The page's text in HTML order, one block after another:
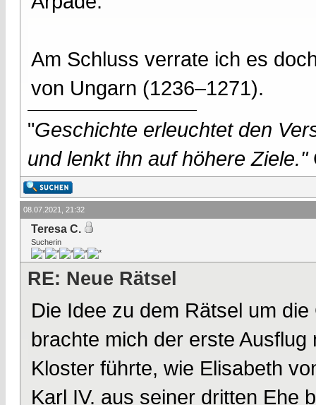
Am Schluss verrate ich es
von Ungarn (1236–1271).
"Geschichte erleuchtet den
und lenkt ihn auf höhere Ziele."
08.07.2021, 21:32
Teresa C.
Sucherin
RE: Neue Rätsel
Die Idee zu dem Rätsel um
brachte mich der erste
Kloster führte, wie Elisabeth
Karl IV. aus seiner dritten Ehe